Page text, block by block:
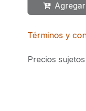
Términos y
Precios